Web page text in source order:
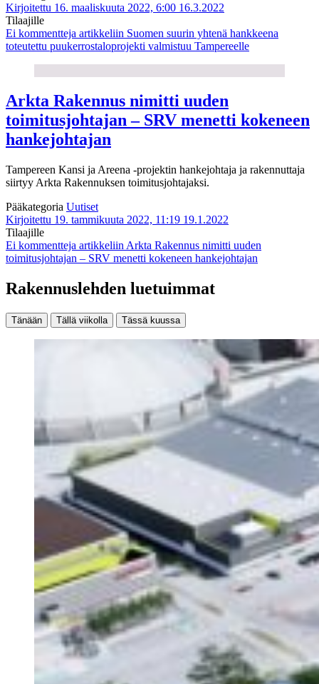
Kirjoitettu 16. maaliskuuta 2022, 6:00 16.3.2022
Tilaajille
Ei kommentteja artikkeliin Suomen suurin yhtenä hankkeena
toteutettu puukerrostaloprojekti valmistuu Tampereelle
Arkta Rakennus nimitti uuden
toimitusjohtajan – SRV menetti kokeneen
hankejohtajan
Tampereen Kansi ja Areena -projektin hankejohtaja ja rakennuttaja
siirtyy Arkta Rakennuksen toimitusjohtajaksi.
Pääkategoria Uutiset
Kirjoitettu 19. tammikuuta 2022, 11:19 19.1.2022
Tilaajille
Ei kommentteja artikkeliin Arkta Rakennus nimitti uuden
toimitusjohtajan – SRV menetti kokeneen hankejohtajan
Rakennuslehden luetuimmat
Tänään Tällä viikolla Tässä kuussa